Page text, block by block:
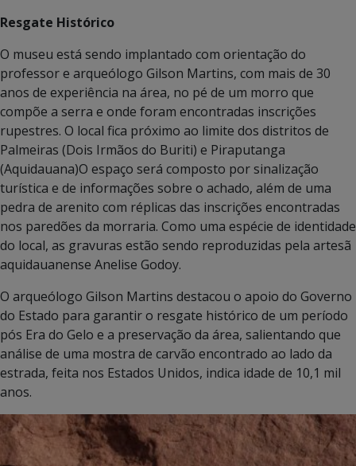
Resgate Histórico
O museu está sendo implantado com orientação do
professor e arqueólogo Gilson Martins, com mais de 30
anos de experiência na área, no pé de um morro que
compõe a serra e onde foram encontradas inscrições
rupestres. O local fica próximo ao limite dos distritos de
Palmeiras (Dois Irmãos do Buriti) e Piraputanga
(Aquidauana)O espaço será composto por sinalização
turística e de informações sobre o achado, além de uma
pedra de arenito com réplicas das inscrições encontradas
nos paredões da morraria. Como uma espécie de identidade
do local, as gravuras estão sendo reproduzidas pela artesã
aquidauanense Anelise Godoy.
O arqueólogo Gilson Martins destacou o apoio do Governo
do Estado para garantir o resgate histórico de um período
pós Era do Gelo e a preservação da área, salientando que
análise de uma mostra de carvão encontrado ao lado da
estrada, feita nos Estados Unidos, indica idade de 10,1 mil
anos.